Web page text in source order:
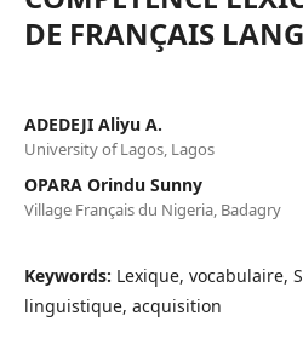
DE FRANÇAIS
ADEDEJI Aliyu A.
University of Lagos, Lagos
OPARA Orindu Sunny
Village Français du Nigeria, Badagry
Keywords: Lexique, vocabulaire,
linguistique, acquisition